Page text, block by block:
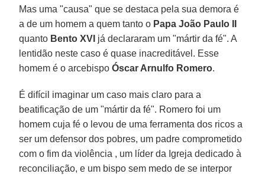
Mas uma "causa" que se destaca pela sua demora é
a de um homem a quem tanto o Papa João Paulo II
quanto Bento XVI já declararam um "mártir da fé". A
lentidão neste caso é quase inacreditável. Esse
homem é o arcebispoÓscar Arnulfo Romero.
É difícil imaginar um caso mais claro para a
beatificação de um "mártir da fé". Romero foi um
homem cuja fé o levou de uma ferramenta dos ricos a
ser um defensor dos pobres, um padre comprometido
com o fim da violência , um líder da Igreja dedicado à
reconciliação, e um bispo sem medo de se interpor